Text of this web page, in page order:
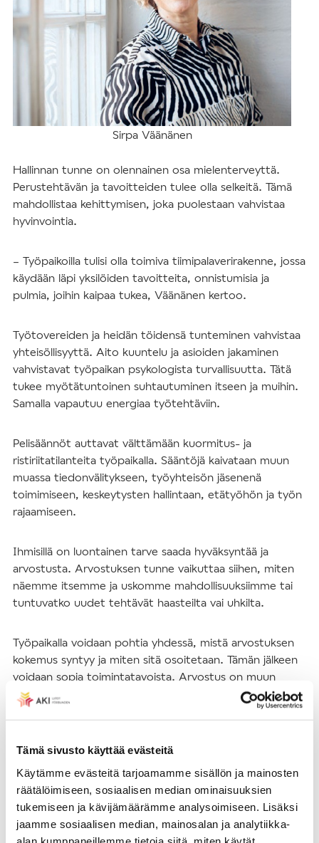
Tämä sivusto käyttää evästeitä
Käytämme evästeitä tarjoamamme sisällön ja mainosten
räätälöimiseen, sosiaalisen median ominaisuuksien
tukemiseen ja kävijämäärämme analysoimiseen. Lisäksi
jaamme sosiaalisen median, mainosalan ja analytiikka-
Sirpa Väänänen
Hallinnan tunne on olennainen osa mielenterveyttä.
Perustehtävän ja tavoitteiden tulee olla selkeitä. Tämä
mahdollistaa kehittymisen, joka puolestaan vahvistaa
hyvinvointia.
– Työpaikoilla tulisi olla toimiva tiimipalaverirakenne, jossa
käydään läpi yksilöiden tavoitteita, onnistumisia ja
pulmia, joihin kaipaa tukea, Väänänen kertoo.
Työtovereiden ja heidän töidensä tunteminen vahvistaa
yhteisöllisyyttä. Aito kuuntelu ja asioiden jakaminen
vahvistavat työpaikan psykologista turvallisuutta. Tätä
tukee myötätuntoinen suhtautuminen itseen ja muihin.
Samalla vapautuu energiaa työtehtäviin.
Pelisäännöt auttavat välttämään kuormitus- ja
ristiriitatilanteita työpaikalla. Sääntöjä kaivataan muun
muassa tiedonvälitykseen, työyhteisön jäsenenä
toimimiseen, keskeytysten hallintaan, etätyöhön ja työn
rajaamiseen.
Ihmisillä on luontainen tarve saada hyväksyntää ja
arvostusta. Arvostuksen tunne vaikuttaa siihen, miten
näemme itsemme ja uskomme mahdollisuuksiimme tai
tuntuvatko uudet tehtävät haasteilta vai uhkilta.
Työpaikalla voidaan pohtia yhdessä, mistä arvostuksen
kokemus syntyy ja miten sitä osoitetaan. Tämän jälkeen
voidaan sopia toimintatavoista. Arvostus on muun
muassa huomioimista, tervehtimistä, läsnä olemista,
auttamista ja kiittämistä.
Jokaisella työpaikalla on työskentelyä tukevia
voimavaroja ja kuormittavia haasteita. On tärkeää
oivaltaa, mitkä asiat kuormittavat ja pyrkiä vähentämään
niitä. Kuitenkin mielen hyvinvointia tukee erityisesti
myönteisten voimavarojen näkeminen. Työn imu ja
mielekkyys lisääntyvät tunnistamalla ja vahvistamalla